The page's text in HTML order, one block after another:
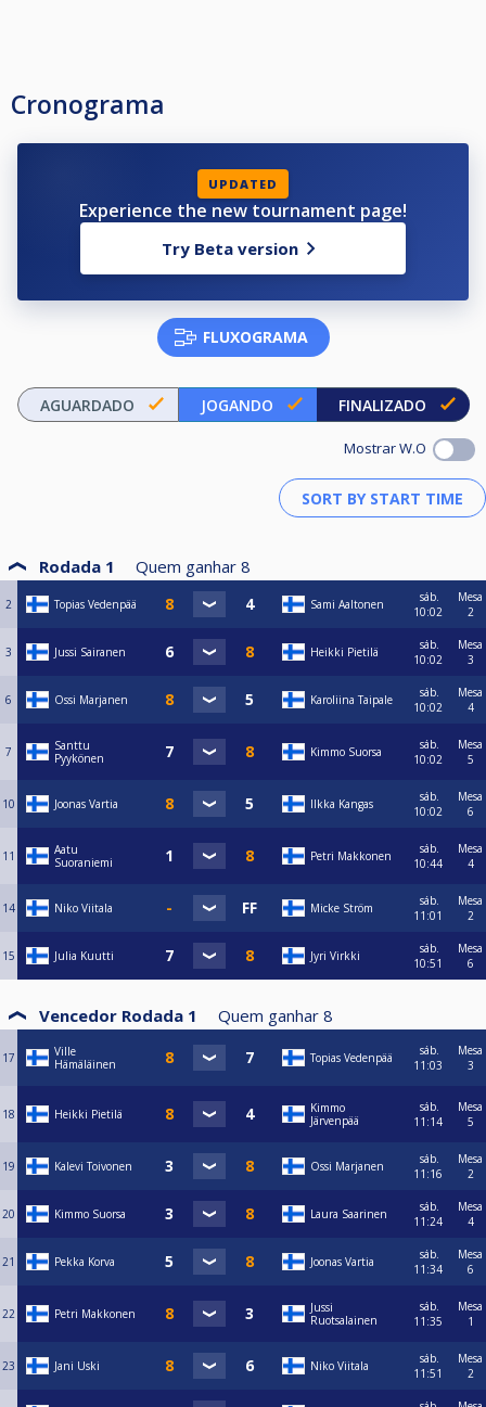
Cronograma
UPDATED
Experience the new tournament page!
Try Beta version
FLUXOGRAMA
AGUARDADO JOGANDO FINALIZADO
Mostrar W.O
Rodada 1 Quem ganhar 8
2 Topias Vedenpää Sami Aaltonen
sáb.
10:02
Mesa
2
3 Jussi Sairanen Heikki Pietilä
sáb.
10:02
Mesa
3
6 Ossi Marjanen Karoliina Taipale
sáb.
10:02
Mesa
4
7
Santtu
Pyykönen
Kimmo Suorsa
sáb.
10:02
Mesa
5
10 Joonas Vartia Ilkka Kangas
sáb.
10:02
Mesa
6
11
Aatu
Suoraniemi
Petri Makkonen
sáb.
10:44
Mesa
4
14 Niko Viitala Micke Ström
sáb.
11:01
Mesa
2
15 Julia Kuutti Jyri Virkki
sáb.
10:51
Mesa
6
Vencedor Rodada 1 Quem ganhar 8
17
Ville
Hämäläinen
Topias Vedenpää
sáb.
11:03
Mesa
3
18 Heikki Pietilä
Kimmo
Järvenpää
sáb.
11:14
Mesa
5
19 Kalevi Toivonen Ossi Marjanen
sáb.
11:16
Mesa
2
20 Kimmo Suorsa Laura Saarinen
sáb.
11:24
Mesa
4
21 Pekka Korva Joonas Vartia
sáb.
11:34
Mesa
6
22 Petri Makkonen
Jussi
Ruotsalainen
sáb.
11:35
Mesa
1
23 Jani Uski Niko Viitala
sáb.
11:51
Mesa
2